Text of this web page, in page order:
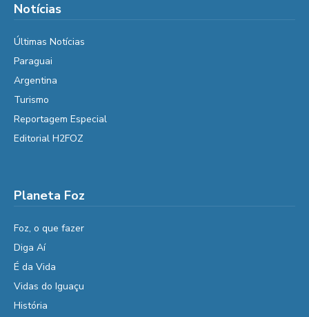
Notícias
Últimas Notícias
Paraguai
Argentina
Turismo
Reportagem Especial
Editorial H2FOZ
Planeta Foz
Foz, o que fazer
Diga Aí
É da Vida
Vidas do Iguaçu
História